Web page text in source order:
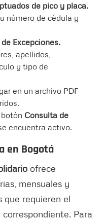
de pico y placa.
número de cédula y
Excepciones.
apellidos,
y tipo de
en un archivo PDF
Consulta de
encuentra activo.
en Bogotá
ofrece
mensuales y
que requieren el
Para